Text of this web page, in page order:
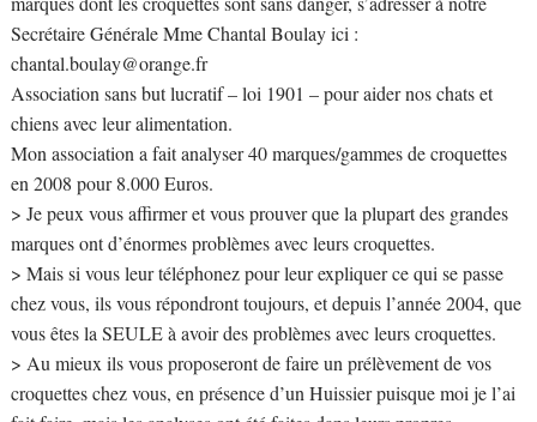
Secrétaire Générale Mme Chantal Boulay ici :
chantal.boulay@orange.fr
Association sans but lucratif – loi 1901 – pour aider nos chats et
chiens avec leur alimentation.
Mon association a fait analyser 40 marques/gammes de croquettes
en 2008 pour 8.000 Euros.
> Je peux vous affirmer et vous prouver que la plupart des grandes
marques ont d’énormes problèmes avec leurs croquettes.
> Mais si vous leur téléphonez pour leur expliquer ce qui se passe
chez vous, ils vous répondront toujours, et depuis l’année 2004, que
vous êtes la SEULE à avoir des problèmes avec leurs croquettes.
> Au mieux ils vous proposeront de faire un prélèvement de vos
croquettes chez vous, en présence d’un Huissier puisque moi je l’ai